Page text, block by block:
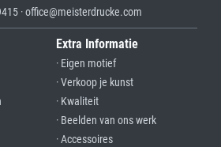
· office@meisterdrucke.com
Extra Informatie
· Eigen motief
· Verkoop je kunst
· Kwaliteit
· Beelden van ons werk
· Accessoires